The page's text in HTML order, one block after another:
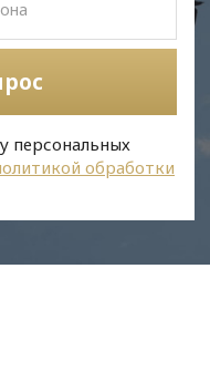
персональных
обработки